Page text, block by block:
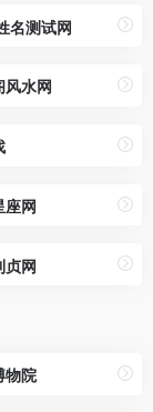
名测试网
风水网
座网
贞网
物院